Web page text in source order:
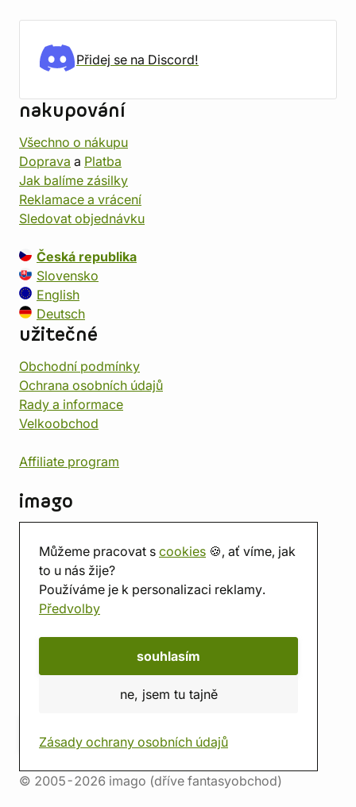
Můžeme pracovat s cookies 🍪, ať víme, jak
to u nás žije?
Používáme je k personalizaci reklamy.
Předvolby
souhlasím
ne, jsem tu tajně
Zásady ochrany osobních údajů
Přidej se na Discord!
nakupování
Všechno o nákupu
Doprava a Platba
Jak balíme zásilky
Reklamace a vrácení
Sledovat objednávku
Česká republika
Slovensko
English
Deutsch
užitečné
Obchodní podmínky
Ochrana osobních údajů
Rady a informace
Velkoobchod
Affiliate program
imago
Prodejna
Herna
O nás
Hodnocení obchodu
© 2005-2026 imago (dříve fantasyobchod)